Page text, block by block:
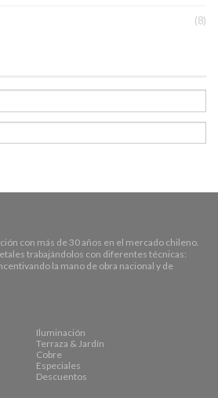
(8)
con más de 30 años en el mercado chileno.
trabajándolos con diferentes técnicas:
la mano de obra nacional y de
Iluminación
Terraza & Jardín
Cobre
Especiales
Descuentos